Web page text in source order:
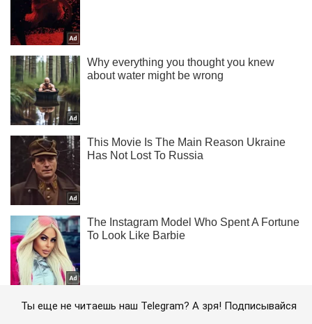
Ты еще не читаешь наш Telegram? А зря! Подписывайся